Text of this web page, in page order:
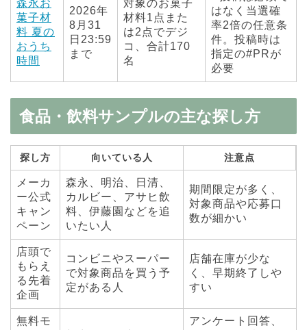
森永お
菓子材
料 夏の
おうち
時間
2026年
8月31
日23:59
まで
対象のお菓子
材料1点また
は2点でデジ
コ、合計170
名
はなく当選確
率2倍の任意条
件。投稿時は
指定の#PRが
必要
食品・飲料サンプルの主な探し方
探し方 向いている人 注意点
メーカ
ー公式
キャン
ペーン
森永、明治、日清、
カルビー、アサヒ飲
料、伊藤園などを追
いたい人
期間限定が多く、
対象商品や応募口
数が細かい
店頭で
もらえ
る先着
企画
コンビニやスーパー
で対象商品を買う予
定がある人
店舗在庫が少な
く、早期終了しや
すい
無料モ
アンケート回答、